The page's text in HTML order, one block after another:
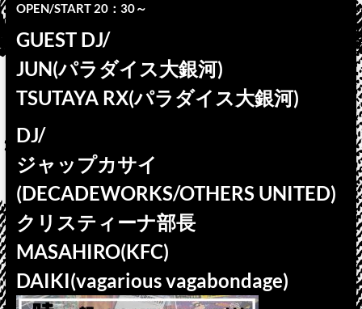
OPEN/START 20：30～
GUEST DJ/
JUN(パラダイス大銀河)
TSUTAYA RX(パラダイス大銀河)
DJ/
ジャップカサイ
(DECADEWORKS/OTHERS UNITED)
クリスティーナ部長
MASAHIRO(KFC)
DAIKI(vagarious vagabondage)